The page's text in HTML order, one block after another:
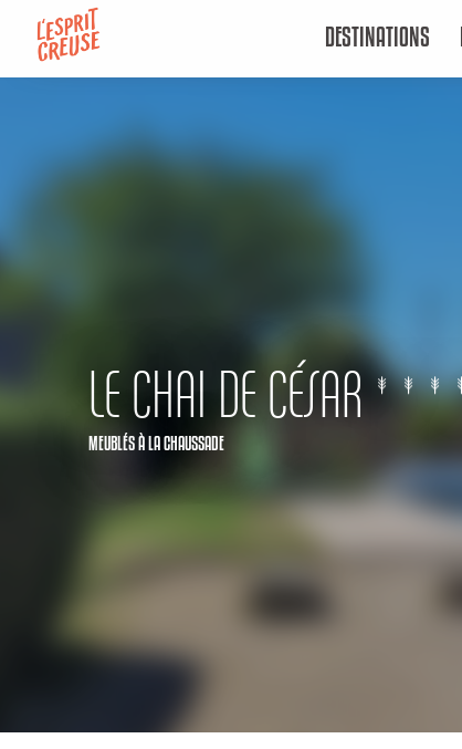
contenu
DESTINATIONS
LE CHAI DE CÉSAR
MEUBLÉSÀ LA CHAUSSADE